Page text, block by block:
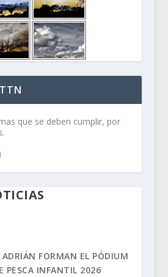
que se deben cumplir, por
FORMAN EL PÓDIUM
PESCA INFANTIL 2026